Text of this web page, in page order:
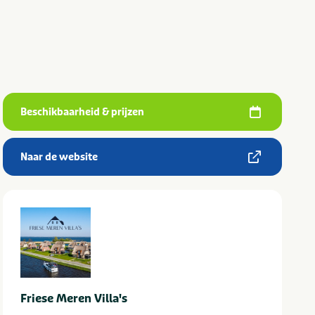
Beschikbaarheid & prijzen
Naar de website
Friese Meren Villa's